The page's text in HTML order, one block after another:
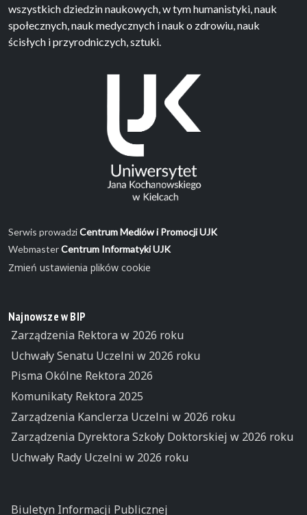
wszystkich dziedzin naukowych, w tym humanistyki, nauk
społecznych, nauk medycznych i nauk o zdrowiu, nauk
ścisłych i przyrodniczych, sztuki.
Serwis prowadziCentrum Mediów i Promocji UJK
WebmasterCentrum Informatyki UJK
Zmień ustawienia plików cookie
Najnowsze w BIP
Zarządzenia Rektora w 2026 roku
Uchwały Senatu Uczelni w 2026 roku
Pisma Okólne Rektora 2026
Komunikaty Rektora 2025
Zarządzenia Kanclerza Uczelni w 2026 roku
Zarządzenia Dyrektora Szkoły Doktorskiej w 2026 roku
Uchwały Rady Uczelni w 2026 roku
Biuletyn Informacji Publicznej